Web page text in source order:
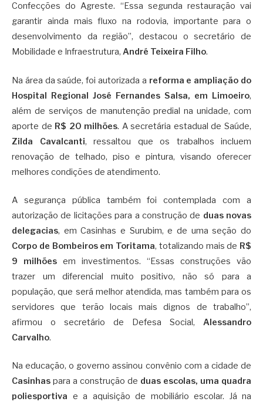
Confecções do Agreste. “Essa segunda restauração vai
garantir ainda mais fluxo na rodovia, importante para o
desenvolvimento da região”, destacou o secretário de
Mobilidade e Infraestrutura, André Teixeira Filho.
Na área da saúde, foi autorizada a reforma e ampliação do
Hospital Regional José Fernandes Salsa, em Limoeiro,
além de serviços de manutenção predial na unidade, com
aporte de R$ 20 milhões. A secretária estadual de Saúde,
Zilda Cavalcanti, ressaltou que os trabalhos incluem
renovação de telhado, piso e pintura, visando oferecer
melhores condições de atendimento.
A segurança pública também foi contemplada com a
autorização de licitações para a construção de duas novas
delegacias, em Casinhas e Surubim, e de uma seção do
Corpo de Bombeiros em Toritama, totalizando mais de R$
9 milhões em investimentos. “Essas construções vão
trazer um diferencial muito positivo, não só para a
população, que será melhor atendida, mas também para os
servidores que terão locais mais dignos de trabalho”,
afirmou o secretário de Defesa Social, Alessandro
Carvalho.
Na educação, o governo assinou convênio com a cidade de
Casinhas para a construção de duas escolas, uma quadra
poliesportiva e a aquisição de mobiliário escolar. Já na